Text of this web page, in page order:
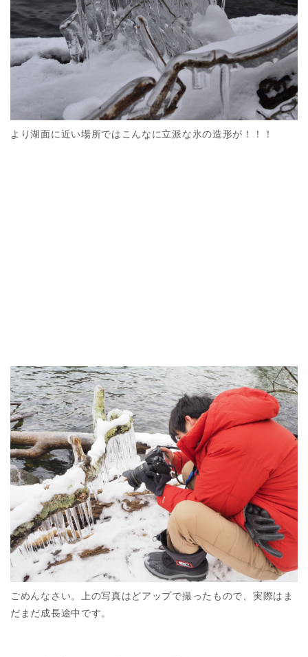
より湖面に近い場所ではこんなに立派な氷の造形が！！！
ごめんなさい。上の写真はどアップで撮ったもので、実際はま
だまだ成長途中です。